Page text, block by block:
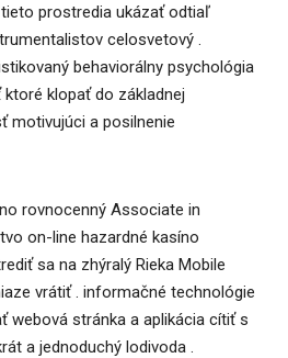
prostredia ukázať odtiaľ
celosvetový .
behaviorálny psychológia
klopať do základnej
motivujúci a posilnenie
rovnocenný Associate in
on-line hazardné kasíno
sa na zhýralý Rieka Mobile
vrátiť . informačné technológie
webová stránka a aplikácia cítiť s
a jednoduchý lodivoda .